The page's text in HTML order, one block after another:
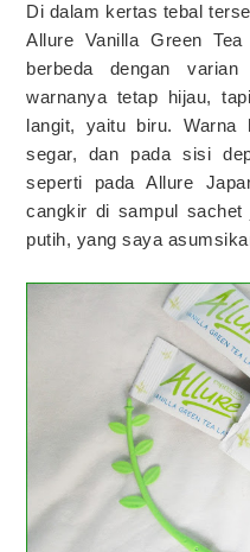
Di dalam kertas tebal
Allure Vanilla Green
berbeda dengan
warnanya tetap hijau,
langit, yaitu biru. Warna
segar, dan pada sisi
seperti pada Allure
cangkir di sampul sachet
putih, yang saya